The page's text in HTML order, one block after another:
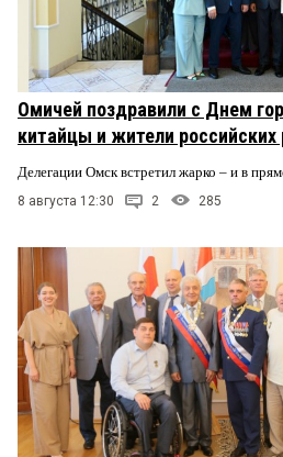
Омичей поздравили с Днем
китайцы и жители российских
Делегации Омск встретил жарко – и в
8 августа 12:30 2 285